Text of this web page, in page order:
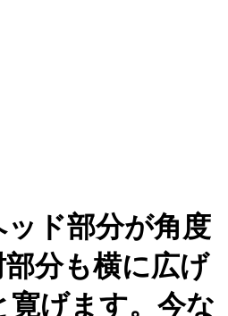
ッド部分が角度
分も横に広げ
寛げます。今な